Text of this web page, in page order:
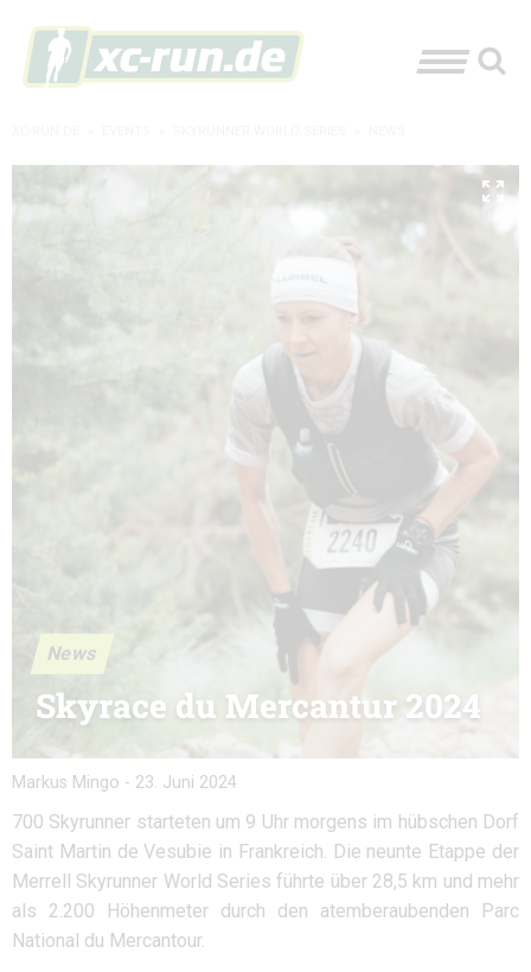
News
Skyrace du Mercantur 2024
Markus Mingo - 23. Juni 2024
700 Skyrunner starteten um 9 Uhr morgens im hübschen Dorf
Saint Martin de Vesubie in Frankreich. Die neunte Etappe der
Merrell Skyrunner World Series führte über 28,5 km und mehr
als 2.200 Höhenmeter durch den atemberaubenden Parc
National du Mercantour.